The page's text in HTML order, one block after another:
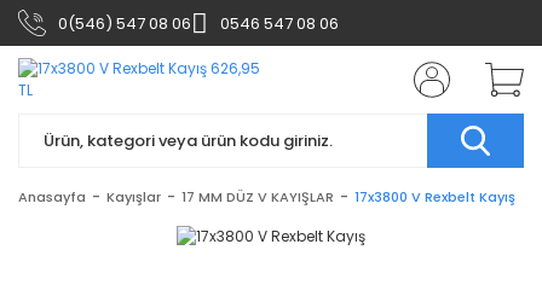
0(546) 547 08 06 0546 547 08 06
Anasayfa Kayışlar 17 MM DÜZ V KAYIŞLAR 17x3800 V Rexbelt Kayış